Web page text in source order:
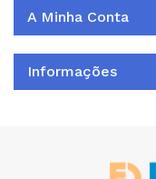
A Minha Conta
Informações